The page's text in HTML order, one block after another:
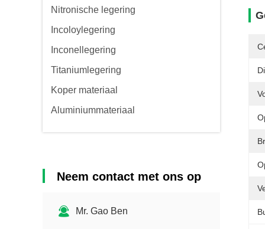
Nitronische legering
Incoloylegering
Inconellegering
Titaniumlegering
Koper materiaal
Aluminiummateriaal
Neem contact met ons op
Mr. Gao Ben